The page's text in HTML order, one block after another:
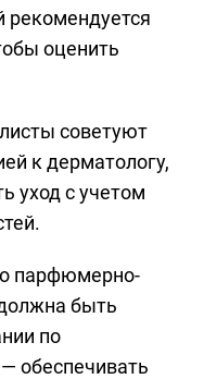
рекомендуется
оценить
советуют
к дерматологу,
уход с учетом
парфюмерно-
быть
по
обеспечивать